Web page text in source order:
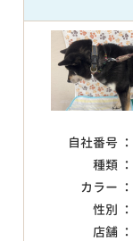
自社番号 ：
種類 ：
カラー ：
性別 ：
店舗 ：